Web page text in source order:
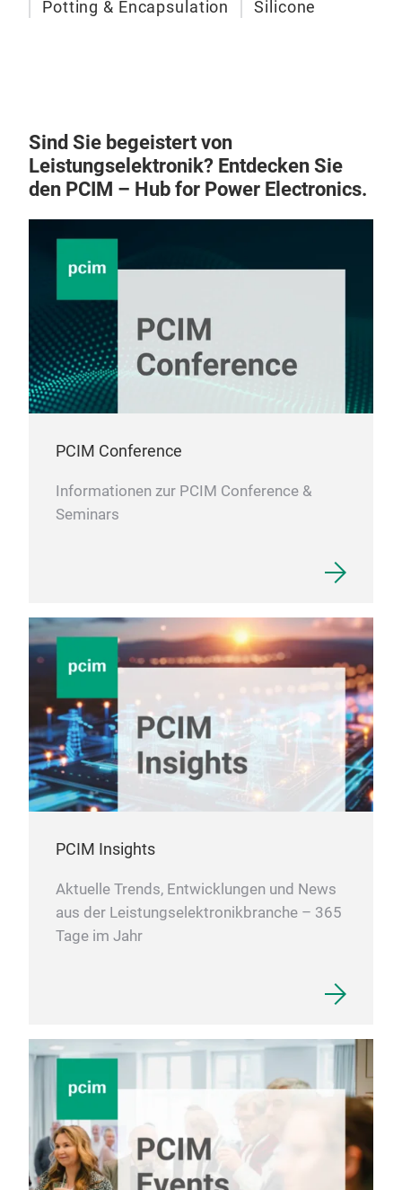
Potting & Encapsulation Silicone
Sind Sie begeistert von
Leistungselektronik? Entdecken Sie
den PCIM – Hub for Power Electronics.
PCIM Conference
Informationen zur PCIM Conference &
Seminars
PCIM Insights
Aktuelle Trends, Entwicklungen und News
aus der Leistungselektronikbranche – 365
Tage im Jahr